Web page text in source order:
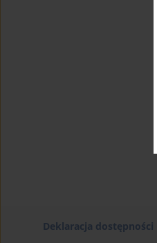
Deklaracja dostępności